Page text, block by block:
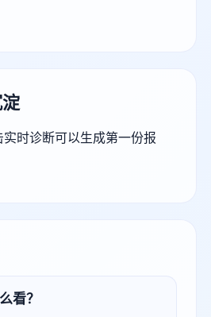
时诊断可以生成第一份报
看？